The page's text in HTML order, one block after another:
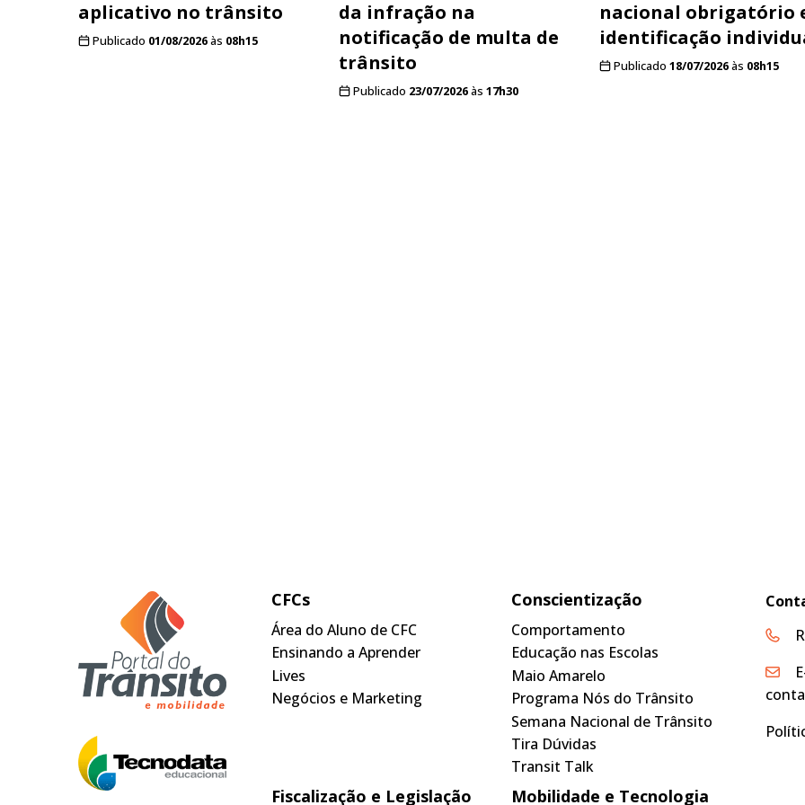
aplicativo no trânsito
Publicado 01/08/2026às 08h15
da infração na
notificação de multa de
trânsito
Publicado 23/07/2026às 17h30
nacional obrigatório
identificação
Publicado 18/07/2026às 08h15
CFCs
Área do Aluno de CFC
Ensinando a Aprender
Lives
Negócios e Marketing
Conscientização
Comportamento
Educação nas Escolas
Maio Amarelo
Programa Nós do Trânsito
Semana Nacional de Trânsito
Tira Dúvidas
Transit Talk
Fiscalização e Legislação Mobilidade e Tecnologia